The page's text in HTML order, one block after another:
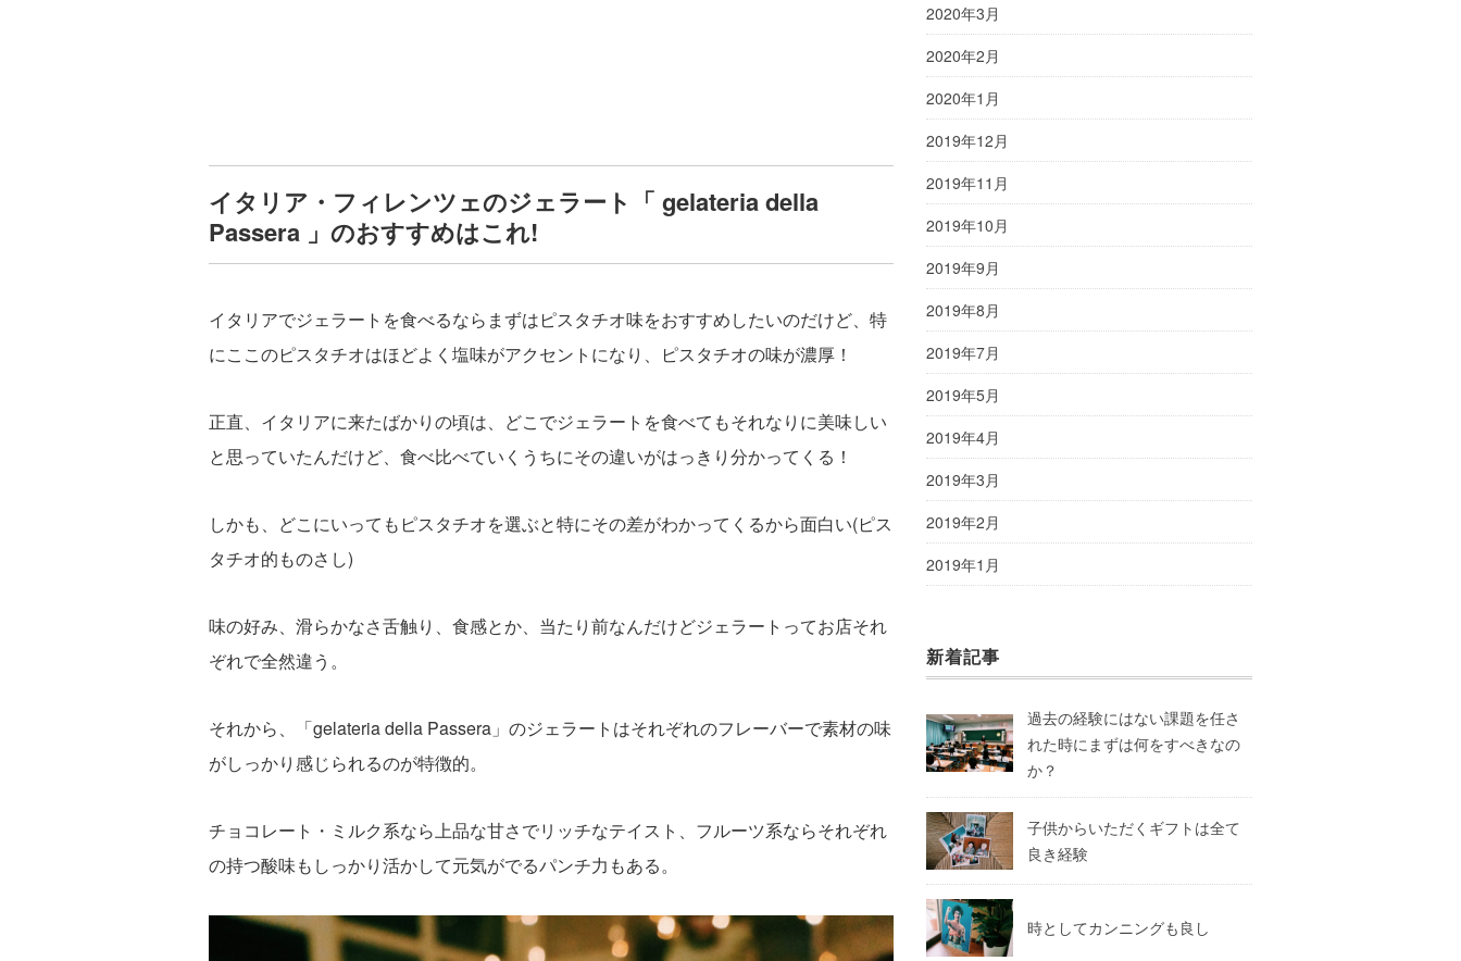
イタリア・フィレンツェのジェラート「 gelateria della
Passera 」 のおすすめはこれ!
イタリアでジェラートを食べるならまずはピスタチオ味をおすすめしたいのだけど、特
にここのピスタチオはほどよく塩味がアクセントになり、ピスタチオの味が濃厚！
正直、イタリアに来たばかりの頃は、どこでジェラートを食べてもそれなりに美味しい
と思っていたんだけど、食べ比べていくうちにその違いがはっきり分かってくる！
しかも、どこにいってもピスタチオを選ぶと特にその差がわかってくるから面白い(ピス
タチオ的ものさし)
味の好み、滑らかなさ舌触り、食感とか、当たり前なんだけどジェラートってお店それ
ぞれで全然違う。
それから、「gelateria della Passera」のジェラートはそれぞれのフレーバーで素材の味
がしっかり感じられるのが特徴的。
チョコレート・ミルク系なら上品な甘さでリッチなテイスト、フルーツ系ならそれぞれ
の持つ酸味もしっかり活かして元気がでるパンチ力もある。
2020年3月
2020年2月
2020年1月
2019年12月
2019年11月
2019年10月
2019年9月
2019年8月
2019年7月
2019年5月
2019年4月
2019年3月
2019年2月
2019年1月
新着記事
過去の経験にはない課題を任さ
れた時にまずは何をすべきなの
か？
子供からいただくギフトは全て
良き経験
時としてカンニングも良し